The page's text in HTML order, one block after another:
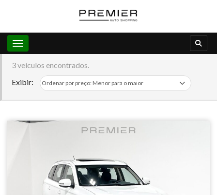
Toggle navigation
3 veículos encontrados.
Exibir: